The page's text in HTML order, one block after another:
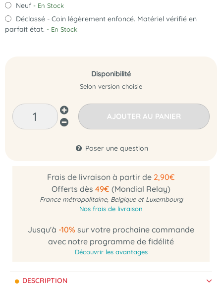
Neuf - En Stock
Déclassé - Coin légèrement enfoncé. Matériel vérifié en
parfait état. - En Stock
Disponibilité
Selon version choisie
AJOUTER AU PANIER
Poser une question
Frais de livraison à partir de 2,90€
Offerts dès 49€ (Mondial Relay)
France métropolitaine, Belgique et Luxembourg
Nos frais de livraison
Jusqu'à -10% sur votre prochaine commande
avec notre programme de fidélité
Découvrir les avantages
DESCRIPTION